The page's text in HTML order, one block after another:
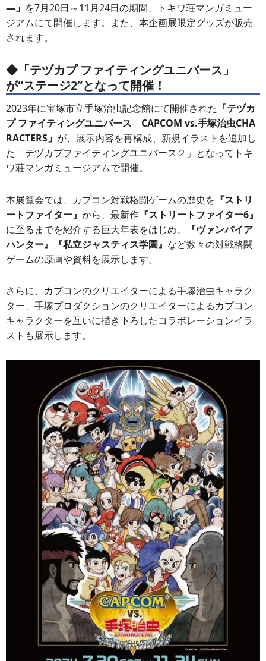
―」 を7月20日～11月24日の期間、トキワ荘マンガミュー
ジアムにて開催します。また、本企画展限定グッズが販売
されます。
◆「テヅカプ ファイティングユニバース 」
が“ステージ2”となって開催！
2023年に宝塚市立手塚治虫記念館にて開催された 「テヅカ
プ ファイティングユニバース CAPCOM vs.手塚治虫CHA
RACTERS」 が、展示内容を再構成、新規イラストを追加し
た「テヅカプファイティングユニバース２」となってトキ
ワ荘マンガミュージアムで開催。
本展覧会では、カプコン対戦格闘ゲームの歴史を 『ストリ
ートファイター』 から、最新作 『ストリートファイター6』
に至るまでを紹介する巨大年表をはじめ、
『ヴァンパイア
ハンター』『私立ジャスティス学園』 など数々の対戦格闘
ゲームの原画や資料を展示します。
さらに、カプコンのクリエイターによる手塚治虫キャラク
ター、手塚プロダクションのクリエイターによるカプコン
キャラクターを互いに描き下ろしたコラボレーションイラ
ストも展示します。